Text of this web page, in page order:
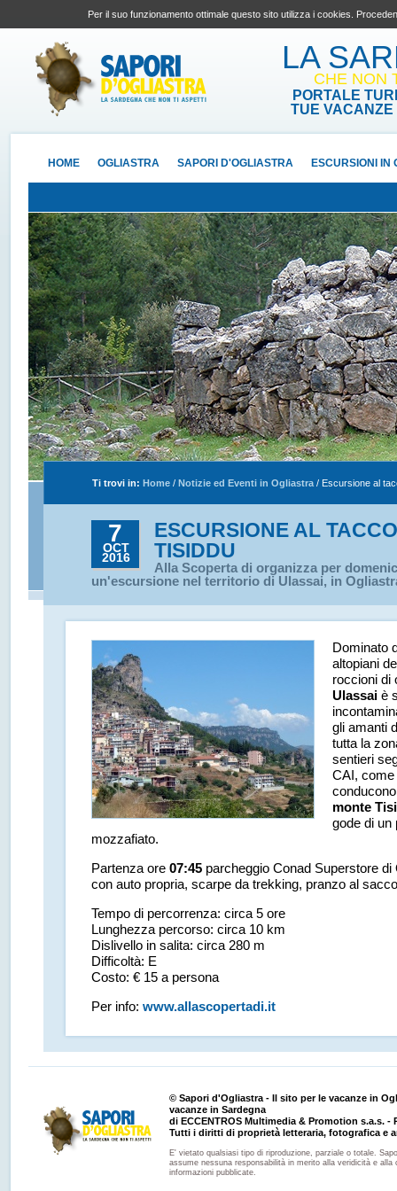
Per il suo funzionamento ottimale questo sito utilizza i cookies.
LA
CHE NON
PORTALE
TUE
HOME OGLIASTRA SAPORI D'OGLIASTRA ESCURSIONI IN
Ti trovi in: Home / Notizie ed Eventi in Ogliastra / Escursione al
7
OCT
2016
ESCURSIONE AL
TISIDDU
Alla Scoperta di organizza per
un'escursione nel territorio di Ulassai, in
Dominato
altopiani
roccioni di
Ulassai è
gli amanti
tutta la
sentieri
CAI, come
monte
gode di un
mozzafiato.
Partenza ore 07:45 parcheggio Conad Superstore di
con auto propria, scarpe da trekking, pranzo al
Tempo di percorrenza: circa 5 ore
Lunghezza percorso: circa 10 km
Dislivello in salita: circa 280 m
Difficoltà: E
Costo: € 15 a persona
Per info: www.allascopertadi.it
© Sapori d'Ogliastra - Il sito per le vacanze in
vacanze in Sardegna
di ECCENTROS Multimedia & Promotion s.a.s. -
Tutti i diritti di proprietà letteraria, fotografica e
E' vietato qualsiasi tipo di riproduzione, parziale o totale.
assume nessuna responsabilità in merito alla veridicità e alla
informazioni pubblicate.